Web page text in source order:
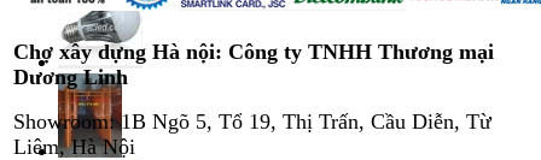
Chợ xây dựng Hà nội: Công ty TNHH Thương mại
Dương Linh
Showroom: 1B Ngõ 5, Tổ 19, Thị Trấn, Cầu Diễn, Từ
Liêm, Hà Nội